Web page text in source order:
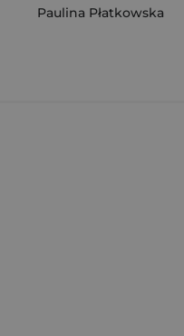
Paulina Płatkowska